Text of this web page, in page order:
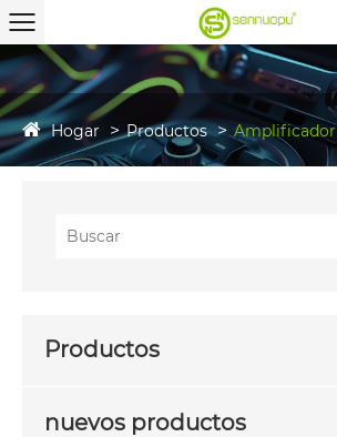
Hogar Productos Amplificador
Productos
nuevos productos